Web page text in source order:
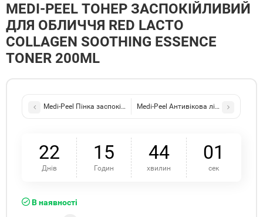
MEDI-PEEL ТОНЕР ЗАСПОКІЙЛИВИЙ
ДЛЯ ОБЛИЧЧЯ RED LACTO
COLLAGEN SOOTHING ESSENCE
TONER 200ML
Medi-Peel Пінка заспокійлива очищувальна для вмивання
Medi-Peel Антивікова ліфтинг-
22
Днів
1 5
Годин
44
хвилин
01
сек
В наявності